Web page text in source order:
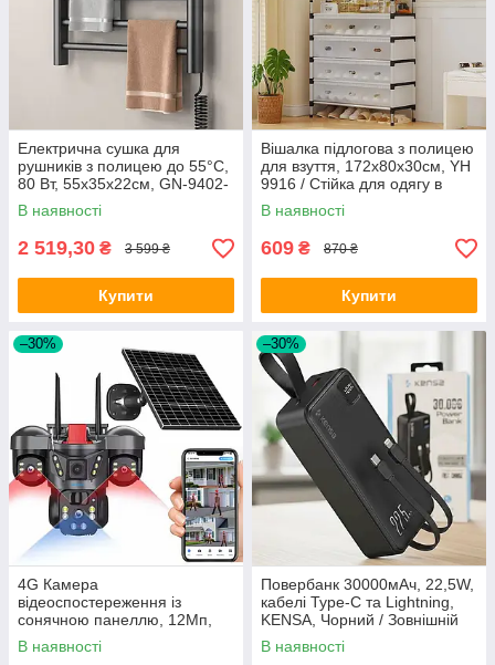
Електрична сушка для
рушників з полицею до 55°C,
80 Вт, 55x35x22см, GN-9402-
G / Електросушарка / Сушка
для білизни настінна
В наявності
2 519,30 ₴ 3 599 ₴
Купити
Вішалка підлогова з полицею
для взуття, 172х80х30см, YH
9916 / Стійка для одягу в
передпокій / Стійка вішалка
для одягу та взуття
В наявності
609 ₴ 870 ₴
Купити
–30%
4G Камера
відеоспостереження із
сонячною панеллю, 12Мп,
VU30 / Вулична камера
поворотна / IP камера
В наявності
–30%
Повербанк 30000мАч, 22,5W,
кабелі Type-C та Lightning,
KENSA, Чорний / Зовнішній
акумулятор для телефона /
Павербанк / Powerbank
В наявності